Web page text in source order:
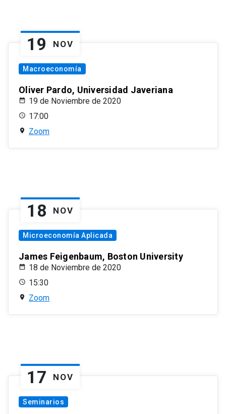
19 NOV
Macroeconomía
Oliver Pardo, Universidad Javeriana
19 de Noviembre de 2020
17:00
Zoom
18 NOV
Microeconomía Aplicada
James Feigenbaum, Boston University
18 de Noviembre de 2020
15:30
Zoom
17 NOV
Seminarios